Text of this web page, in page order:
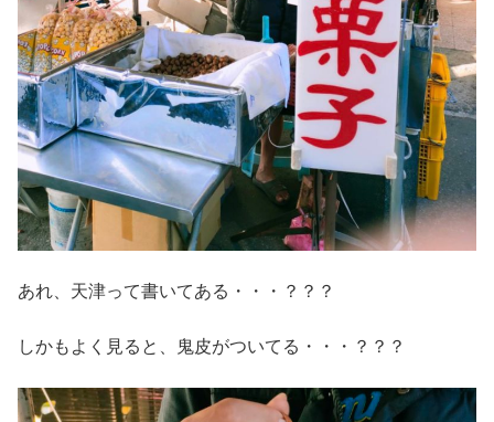
あれ、天津って書いてある・・・？？？
しかもよく見ると、鬼皮がついてる・・・？？？